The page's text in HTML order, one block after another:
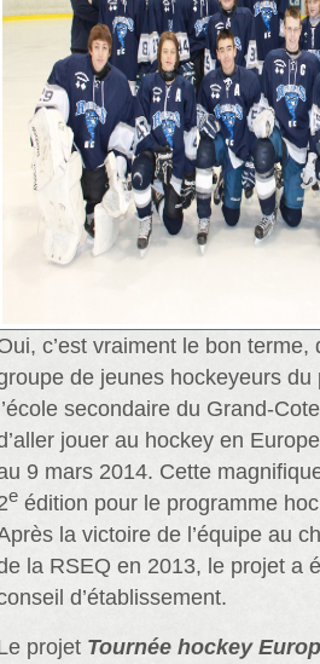
c’est vraiment le bon
de jeunes hockeyeurs
l’école secondaire du Grand-
jouer au hockey en
9 mars 2014. Cette
e édition pour le programme
la victoire de l’équipe au
la RSEQ en 2013, le projet a
d’établissement.
projet Tournée hockey